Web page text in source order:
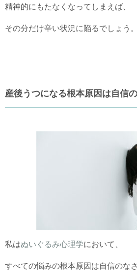
精神的にもたなくなってしまえば、
その分だけ辛い状況に陥るでしょう。
産後うつになる根本原因は自信
私はぬいぐるみ心理学において、
すべての悩みの根本原因は自信のな